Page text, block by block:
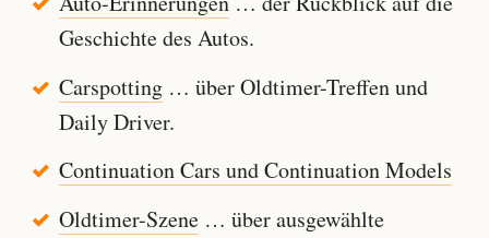
Geschichte des Autos.
Carspotting… über Oldtimer-Treffen und
Daily Driver.
Continuation Cars und Continuation Models
Oldtimer-Szene… über ausgewählte